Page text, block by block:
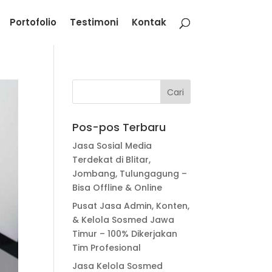
Portofolio Testimoni Kontak
Pos-pos Terbaru
Jasa Sosial Media
Terdekat di Blitar,
Jombang, Tulungagung –
Bisa Offline & Online
Pusat Jasa Admin, Konten,
& Kelola Sosmed Jawa
Timur – 100% Dikerjakan
Tim Profesional
Jasa Kelola Sosmed